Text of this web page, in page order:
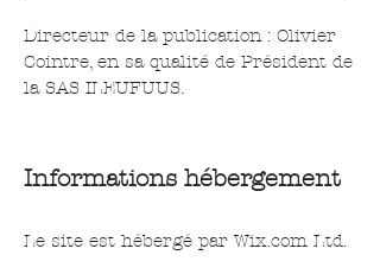
Directeur de la publication : Olivier
Cointre, en sa qualité de Président de
la SAS ILEUFUUS.
Informations hébergement
Le site est hébergé par Wix.com Ltd.